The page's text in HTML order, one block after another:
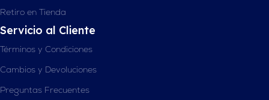
Retiro en Tienda
Servicio al Cliente
Términos y Condiciones
Cambios y Devoluciones
Preguntas Frecuentes